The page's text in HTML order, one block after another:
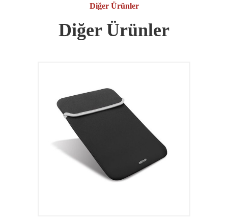
Diğer Ürünler
Diğer Ürünler